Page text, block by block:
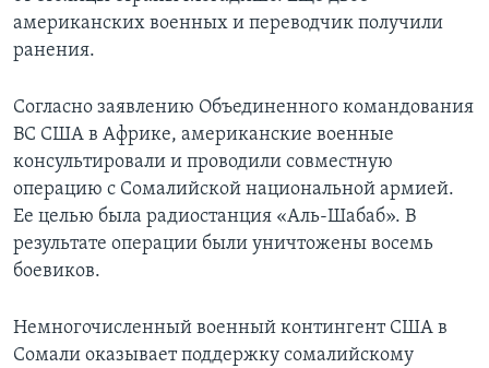
американских военных и переводчик получили
ранения.
Согласно заявлению Объединенного командования
ВС США в Африке, американские военные
консультировали и проводили совместную
операцию с Сомалийской национальной армией.
Ее целью была радиостанция «Аль-Шабаб». В
результате операции были уничтожены восемь
боевиков.
Немногочисленный военный контингент США в
Сомали оказывает поддержку сомалийскому